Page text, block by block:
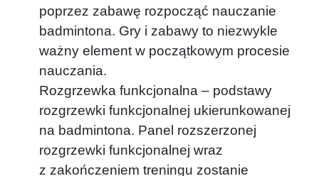
poprzez zabawę rozpocząć nauczanie
badmintona. Gry i zabawy to niezwykle
ważny element w początkowym procesie
nauczania.
Rozgrzewka funkcjonalna – podstawy
rozgrzewki funkcjonalnej ukierunkowanej
na badmintona. Panel rozszerzonej
rozgrzewki funkcjonalnej wraz
z zakończeniem treningu zostanie